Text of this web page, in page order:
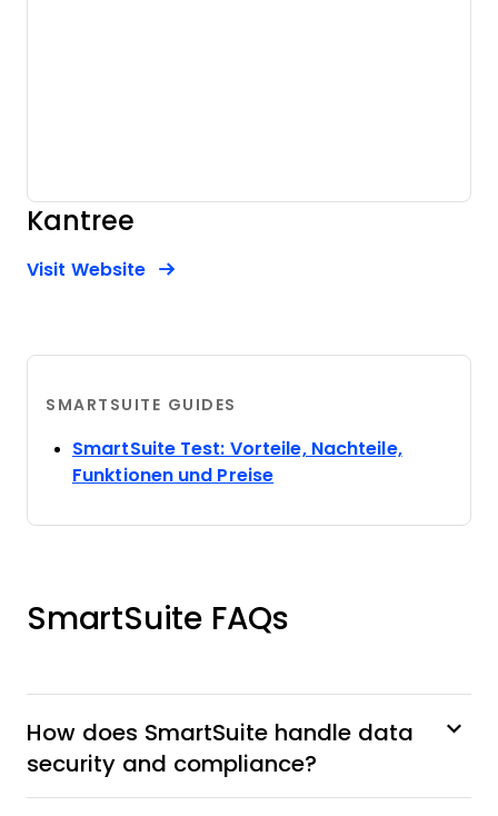
Kantree
Visit WebsiteOpens New Window
SMARTSUITE GUIDES
SmartSuite Test: Vorteile, Nachteile,
Funktionen und PreiseOpens new window
SmartSuite FAQs
How does SmartSuite handle data
security and compliance?